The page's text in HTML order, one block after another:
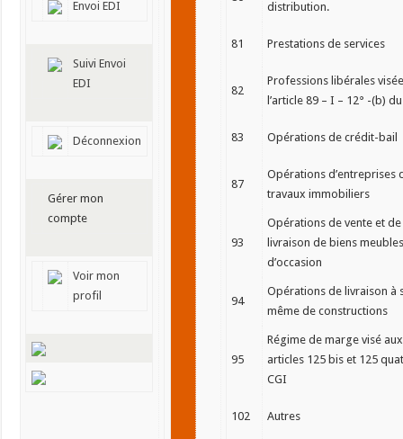
Envoi EDI
Suivi Envoi
EDI
Déconnexion
Gérer mon
compte
Voir mon
profil
distribution.
81 Prestations de services
82
Professions libérales
l’article 89 – I – 12° -(b)
83 Opérations de crédit-bail
87
Opérations d’entreprises
travaux immobiliers
93
Opérations de vente et de
livraison de biens meubles
d’occasion
94
Opérations de livraison à
même de constructions
95
Régime de marge visé aux
articles 125 bis et 125
CGI
102 Autres